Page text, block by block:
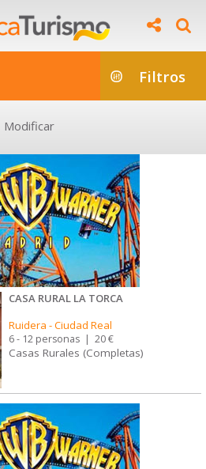
Filtros
Modificar
CASA RURAL LA TORCA
Ruidera -Ciudad Real
6 - 12 personas | 20 €
Casas Rurales (Completas)